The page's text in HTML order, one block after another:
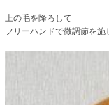
上の毛を降ろして
フリーハンドで微調節を